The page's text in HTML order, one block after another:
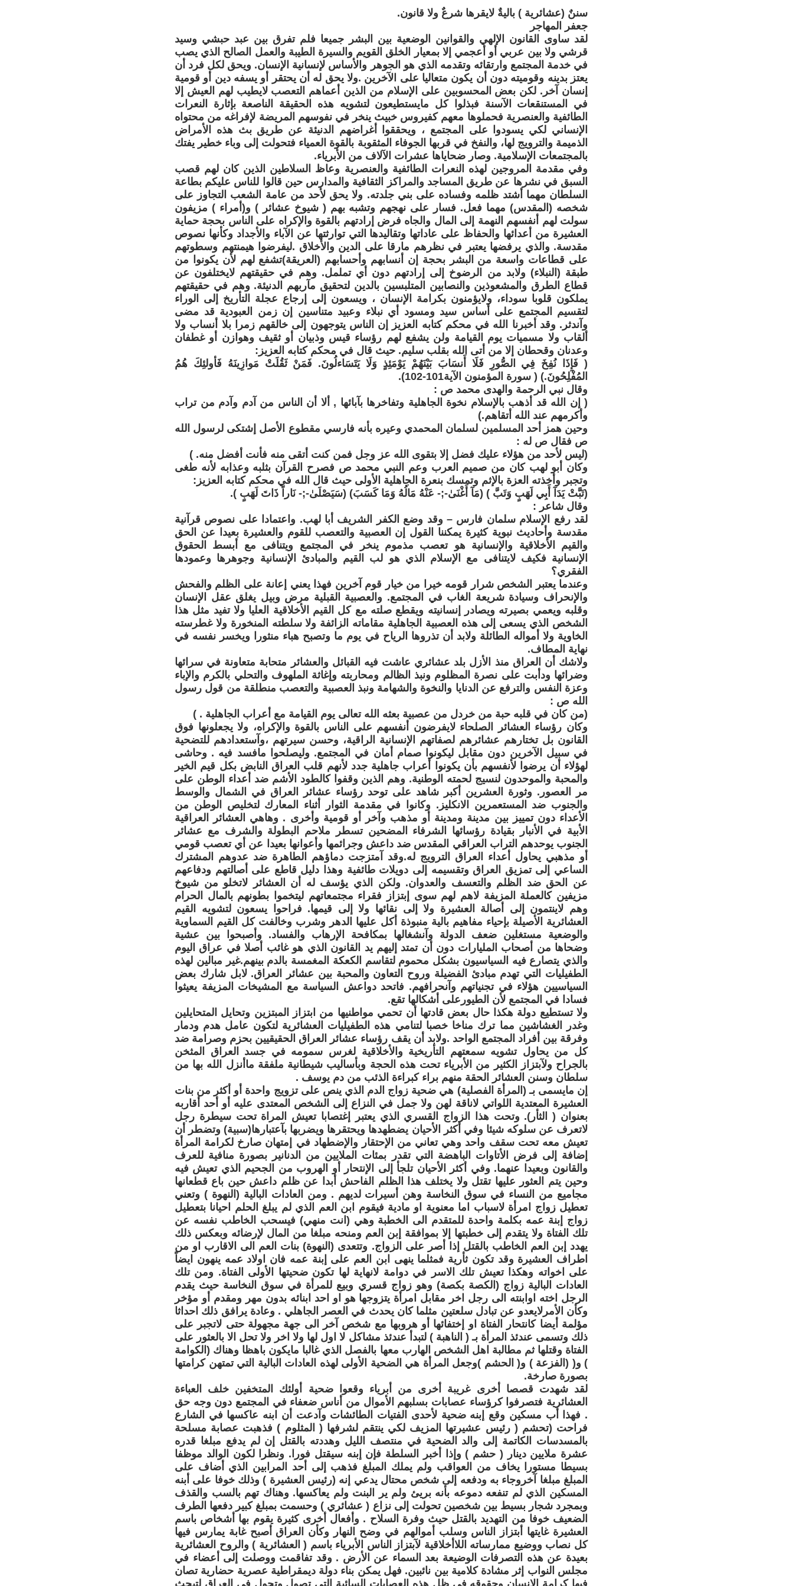
سننٌ (عشائرية ) باليةٌ لايقرها شرعٌ ولا قانون.
جعفر المهاجر
لقد ساوى القانون الإلهي والقوانين الوضعية بين البشر جميعا فلم تفرق بين عبد حبشي وسيد
قرشي ولا بين عربي أو أعجمي إلا بمعيار الخلق القويم والسيرة الطيبة والعمل الصالح الذي يصب
في خدمة المجتمع وارتقائه وتقدمه الذي هو الجوهر والأساس لإنسانية الإنسان. ويحق لكل فرد أن
يعتز بدينه وقوميته دون أن يكون متعاليا على الآخرين .ولا يحق له أن يحتقر أو يسفه دين أو قومية
إنسان آخر. لكن بعض المحسوبين على الإسلام من الذين أعماهم التعصب لايطيب لهم العيش إلا
في المستنقعات الآسنة فبذلوا كل مايستطيعون لتشويه هذه الحقيقة الناصعة بإثارة النعرات
الطائفية والعنصرية فحملوها معهم كفيروس خبيث ينخر في نفوسهم المريضة لإفراغه من محتواه
الإنساني لكي يسودوا على المجتمع ، ويحققوا أغراضهم الدنيئة عن طريق بث هذه الأمراض
الذميمة والترويج لها، والنفخ في قربها الجوفاء المثقوبة بالقوة العمياء فتحولت إلى وباء خطير يفتك
بالمجتمعات الإسلامية. وصار ضحاياها عشرات الآلاف من الأبرياء.
وفي مقدمة المروجين لهذه النعرات الطائفية والعنصرية وعاظ السلاطين الذين كان لهم قصب
السبق في نشرها عن طريق المساجد والمراكز الثقافية والمدارس حين قالوا للناس عليكم بطاعة
السلطان مهما أشتد ظلمه وفساده على بني جلدته. ولا يحق لأحد من عامة الشعب التجاوز على
شخصه (المقدس) مهما فعل. فسار على نهجهم وتشبه بهم ( شيوخ عشائر ) و(أمراء ) مزيفون
سولت لهم أنفسهم النهمة إلى المال والجاه فرض إرادتهم بالقوة والإكراه على الناس بحجة حماية
العشيرة من أعدائها والحفاظ على عاداتها وتقاليدها التي توارثتها عن الآباء والأجداد وكأنها نصوص
مقدسة. والذي يرفضها يعتبر في نظرهم مارقا على الدين والأخلاق .ليفرضوا هيمنتهم وسطوتهم
على قطاعات واسعة من البشر بحجة إن أنسابهم وأحسابهم (العريقة)تشفع لهم لأن يكونوا من
طبقة (النبلاء) ولابد من الرضوخ إلى إرادتهم دون أي تململ. وهم في حقيقتهم لايختلفون عن
قطاع الطرق والمشعوذين والنصابين المتلبسين بالدين لتحقيق مآربهم الدنيئة. وهم في حقيقتهم
يملكون قلوبا سوداء، ولايؤمنون بكرامة الإنسان ، ويسعون إلى إرجاع عجلة التأريخ إلى الوراء
لتقسيم المجتمع على أساس سيد ومسود أي نبلاء وعبيد متناسين إن زمن العبودية قد مضى
وآندثر. وقد أخبرنا الله في محكم كتابه العزيز إن الناس يتوجهون إلى خالقهم زمرا بلا أنساب ولا
ألقاب ولا مسميات يوم القيامة ولن يشفع لهم رؤساء قيس وذبيان أو ثقيف وهوازن أو غطفان
وعدنان وقحطان إلا من أتى الله بقلب سليم. حيث قال في محكم كتابه العزيز:
( فَإِذَا نُفِخَ فِي الصُّورِ فَلَا أَنسَابَ بَيْنَهُمْ يَوْمَئِذٍ وَلَا يَتَسَاءلُونَ. فَمَنْ ثَقُلَتْ مَوازِينَهُ فَأولئِكَ هُمُ
المُفْلِحُونَ.) ( سورة المؤمنون الآية101-102).
وقال نبي الرحمة والهدى محمد ص :
( إن الله قد أذهب بالإسلام نخوة الجاهلية وتفاخرها بآبائها , ألا أن الناس من آدم وآدم من تراب
وأكرمهم عند الله أتقاهم.)
وحين همز أحد المسلمين لسلمان المحمدي وعيره بأنه فارسي مقطوع الأصل إشتكى لرسول الله
ص فقال ص له :
(ليس لأحد من هؤلاء عليك فضل إلا بتقوى الله عز وجل فمن كنت أتقى منه فأنت أفضل منه. )
وكان أبو لهب كان من صميم العرب وعم النبي محمد ص فصرح القرآن بثلبه وعذابه لأنه طغى
وتجبر وأخذته العزة بالإثم وتمسك بنعرة الجاهلية الأولى حيث قال الله في محكم كتابه العزيز:
(تَبَّتْ يَدَآ أَبِي لَهَبٍ وَتَبَّ ) (مَآ أَغْنَىٰ-;- عَنْهُ مَالُهُ وَمَا كَسَبَ) (سَيَصْلَىٰ-;- نَاراً ذَاتَ لَهَبٍ ).
وقال شاعر :
لقد رفع الإسلام سلمان فارس – وقد وضع الكفر الشريف أبا لهب. واعتمادا على نصوص قرآنية
مقدسة وأحاديث نبوية كثيرة يمكننا القول إن العصبية والتعصب للقوم والعشيرة بعيدا عن الحق
والقيم الأخلاقية والإنسانية هو تعصب مذموم ينخر في المجتمع ويتنافى مع أبسط الحقوق
الإنسانية فكيف لايتنافى مع الإسلام الذي هو لب القيم والمبادئ الإنسانية وجوهرها وعمودها
الفقري؟
وعندما يعتبر الشخص شرار قومه خيرا من خيار قوم آخرين فهذا يعني إعانة على الظلم والفحش
والإنحراف وسيادة شريعة الغاب في المجتمع. والعصبية القبلية مرض وبيل يغلق عقل الإنسان
وقلبه ويعمي بصيرته ويصادر إنسانيته ويقطع صلته مع كل القيم الأخلاقية العليا ولا تفيد مثل هذا
الشخص الذي يسعى إلى هذه العصبية الجاهلية مقاماته الزائفة ولا سلطته المنخورة ولا غطرسته
الخاوية ولا أمواله الطائلة ولابد أن تذروها الرياح في يوم ما وتصبح هباء منثورا ويخسر نفسه في
نهاية المطاف.
ولاشك أن العراق منذ الأزل بلد عشائري عاشت فيه القبائل والعشائر متحابة متعاونة في سرائها
وضرائها ودأبت على نصرة المظلوم ونبذ الظالم ومحاربته وإغاثة الملهوف والتحلي بالكرم والإباء
وعزة النفس والترفع عن الدنايا والنخوة والشهامة ونبذ العصبية والتعصب منطلقة من قول رسول
الله ص :
(من كان في قلبه حبة من خردل من عصبية بعثه الله تعالى يوم القيامة مع أعراب الجاهلية . )
وكان رؤساء العشائر الصلحاء لايفرضون أنفسهم على الناس بالقوة والإكراه، ولا يجعلونها فوق
القانون بل تختارهم عشائرهم لصفاتهم الإنسانية الراقية، وحسن سيرتهم ،وآستعدادهم للتضحية
في سبيل الآخرين دون مقابل ليكونوا صمام أمان في المجتمع. وليصلحوا مافسد فيه . وحاشى
لهؤلاء أن يرضوا لأنفسهم بأن يكونوا أعراب جاهلية جدد لأنهم قلب العراق النابض بكل قيم الخير
والمحبة والموحدون لنسيج لحمته الوطنية. وهم الذين وقفوا كالطود الأشم ضد أعداء الوطن على
مر العصور. وثورة العشرين أكبر شاهد على توحد رؤساء عشائر العراق في الشمال والوسط
والجنوب ضد المستعمرين الانكليز. وكانوا في مقدمة الثوار أثناء المعارك لتخليص الوطن من
الأعداء دون تمييز بين مدينة ومدينة أو مذهب وآخر أو قومية وأخرى . وهاهي العشائر العراقية
الأبية في الأنبار بقيادة رؤسائها الشرفاء المضحين تسطر ملاحم البطولة والشرف مع عشائر
الجنوب يوحدهم التراب العراقي المقدس ضد داعش وجرائمها وأعوانها بعيدا عن أي تعصب قومي
أو مذهبي يحاول أعداء العراق الترويج له.وقد آمتزجت دماؤهم الطاهرة ضد عدوهم المشترك
الساعي إلى تمزيق العراق وتقسيمه إلى دويلات طائفية وهذا دليل قاطع على أصالتهم ودفاعهم
عن الحق ضد الظلم والتعسف والعدوان. ولكن الذي يؤسف له أن العشائر لاتخلو من شيوخ
مزيفين كالعملة المزيفة لاهم لهم سوى إبتزاز فقراء مجتمعاتهم ليتخموا بطونهم بالمال الحرام
وهم لاينتمون إلى أصالة العشيرة ولا إلى نقائها ولا إلى قيمها. فراحوا يسعون لتشويه القيم
العشائرية الأصيلة بإحياء مفاهيم بالية منبوذة أكل عليها الدهر وشرب وخالفت كل القيم السماوية
والوضعية مستغلين ضعف الدولة وآنشغالها بمكافحة الإرهاب والفساد. وأصبحوا بين عشية
وضحاها من أصحاب المليارات دون أن تمتد إليهم يد القانون الذي هو غائب أصلا في عراق اليوم
والذي يتصارع فيه السياسيون بشكل محموم لتقاسم الكعكة المغمسة بالدم بينهم.غير مبالين لهذه
الطفيليات التي تهدم مبادئ الفضيلة وروح التعاون والمحبة بين عشائر العراق. لابل شارك بعض
السياسيين هؤلاء في تجنياتهم وآنحرافهم. فاتحد دواعش السياسة مع المشيخات المزيفة يعيثوا
فسادا في المجتمع لأن الطيورعلى أشكالها تقع.
ولا تستطيع دولة هكذا حال بعض قادتها أن تحمي مواطنيها من ابتزاز المبتزين وتحايل المتحايلين
وغدر الغشاشين مما ترك مناخا خصبا لتنامي هذه الطفيليات العشائرية لتكون عامل هدم ودمار
وفرقة بين أفراد المجتمع الواحد .ولابد أن يقف رؤساء عشائر العراق الحقيقيين بحزم وصرامة ضد
كل من يحاول تشويه سمعتهم التأريخية والأخلاقية لغرس سمومه في جسد العراق المثخن
بالجراح ولآبتزاز الكثير من الأبرياء تحت هذه الحجة وبأساليب شيطانية ملفقة ماأنزل الله بها من
سلطان وسنن العشائر الحقة منهم براء كبراءة الذئب من دم يوسف .
إن مايسمى بـ (المرأة الفصلية) هي ضحية زواج الدم الذي ينص على تزويج واحدة أو أكثر من بنات
العشيرة المعتدية اللواتي لاناقة لهن ولا جمل في النزاع إلى الشخص المعتدى عليه أو أحد أقاربه
بعنوان ( الثأر). وتحت هذا الزواج القسري الذي يعتبر إغتصابا تعيش المراة تحت سيطرة رجل
لاتعرف عن سلوكه شيئا وفي أكثر الأحيان يضطهدها ويحتقرها ويضربها بآعتبارها(سبية) وتضطر أن
تعيش معه تحت سقف واحد وهي تعاني من الإحتقار والإضطهاد في إمتهان صارخ لكرامة المرأة
إضافة إلى فرض الأتاوات الباهضة التي تقدر بمئات الملايين من الدنانير بصورة منافية للعرف
والقانون وبعيدا عنهما. وفي أكثر الأحيان تلجأ إلى الإنتحار أو الهروب من الجحيم الذي تعيش فيه
وحين يتم العثور عليها تقتل ولا يختلف هذا الظلم الفاحش أبدا عن ظلم داعش حين باع قطعانها
مجاميع من النساء في سوق النخاسة وهن أسيرات لديهم . ومن العادات البالية (النهوة ) وتعني
تعطيل زواج امرأة لاسباب اما معنوية او مادية فيقوم ابن العم الذي لم يبلغ الحلم احيانا بتعطيل
زواج إبنة عمه بكلمة واحدة للمتقدم الى الخطبة وهي (انت منهي) فيسحب الخاطب نفسه عن
تلك الفتاة ولا يتقدم إلى خطبتها إلا بموافقة إبن العم ومنحه مبلغا من المال لإرضائه وبعكس ذلك
يهدد إبن العم الخاطب بالقتل إذا أصر على الزواج. وتتعدى (النهوة) بنات العم الى الاقارب او من
اطراف العشيرة وقد تكون ثأرية فمثلما ينهى ابن العم على إبنة عمه فان اولاد عمه ينهون ايضاً
على اخواته وهكذا تعيش تلك الاسر في دوامة لانهاية لها تكون ضحيتها الأولى الفتاة. ومن تلك
العادات البالية زواج (الكصة بكصة) وهو زواج قسري وبيع للمرأة في سوق النخاسة حيث يقدم
الرجل اخته اوابنته الى رجل اخر مقابل امرأة يتزوجها هو او احد ابنائه بدون مهر ومقدم أو مؤخر
وكأن الأمرلايعدو عن تبادل سلعتين مثلما كان يحدث في العصر الجاهلي . وعادة يرافق ذلك احداثا
مؤلمة أيضا كانتحار الفتاة او إختفائها أو هروبها مع شخص آخر الى جهة مجهولة حتى لاتجبر على
ذلك وتسمى عندئذ المرأة بـ ( الناهبة ) لتبدأ عندئذ مشاكل لا اول لها ولا اخر ولا تحل الا بالعثور على
الفتاة وقتلها ثم مطالبة اهل الشخص الهارب معها بالفصل الذي غالبا مايكون باهظا وهناك (الكوامة
) و( (الفزعة ) و( الحشم )وجعل المرأة هي الضحية الأولى لهذه العادات البالية التي تمتهن كرامتها
بصورة صارخة.
لقد شهدت قصصا أخرى غريبة أخرى من أبرياء وقعوا ضحية أولئك المتخفين خلف العباءة
العشائرية فتصرفوا كرؤساء عصابات بسلبهم الأموال من أناس ضعفاء في المجتمع دون وجه حق
. فهذا أب مسكين وقع إبنه ضحية لأحدى الفتيات الطائشات وآدعت أن ابنه عاكسها في الشارع
فراحت (تحشم ( رئيس عشيرتها المزيف لكي ينتقم لشرفها ( المثلوم ) فذهبت عصابة مسلحة
بالمسدسات الكاتمة إلى والد الضحية في منتصف الليل وهددته بالقتل إن لم يدفع مبلغا قدره
عشرة ملايين دينار ( حشم ) وإذا أخبر السلطة فإن إبنه سيقتل فورا. ونظرا لكون الوالد موظفا
بسيطا مستورا يخاف من العواقب ولم يملك المبلغ فذهب إلى أحد المرابين الذي أضاف على
المبلغ مبلغا آخروجاء به ودفعه إلى شخص محتال يدعي إنه (رئيس العشيرة ) وذلك خوفا على أبنه
المسكين الذي لم تنفعه دموعه بأنه بريئ ولم ير البنت ولم يعاكسها. وهناك تهم بالسب والقذف
وبمجرد شجار بسيط بين شخصين تحولت إلى نزاع ( عشائري ) وحسمت بمبلغ كبير دفعها الطرف
الضعيف خوفا من التهديد بالقتل حيث وفرة السلاح . وأفعال أخرى كثيرة يقوم بها أشخاص باسم
العشيرة غايتها أبتزاز الناس وسلب أموالهم في وضح النهار وكأن العراق أصبح غابة يمارس فيها
كل نصاب ووضيع ممارساته اللاأخلاقية لآبتزاز الناس الأبرياء باسم ( العشائرية ) والروح العشائرية
بعيدة عن هذه التصرفات الوضيعة بعد السماء عن الأرض . وقد تفاقمت ووصلت إلى أعضاء في
مجلس النواب إثر مشادة كلامية بين نائبين. فهل يمكن بناء دولة ديمقراطية عصرية حضارية تصان